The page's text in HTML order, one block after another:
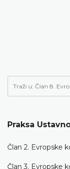
Praksa
Član 2. Evropske
Član 3. Evropske